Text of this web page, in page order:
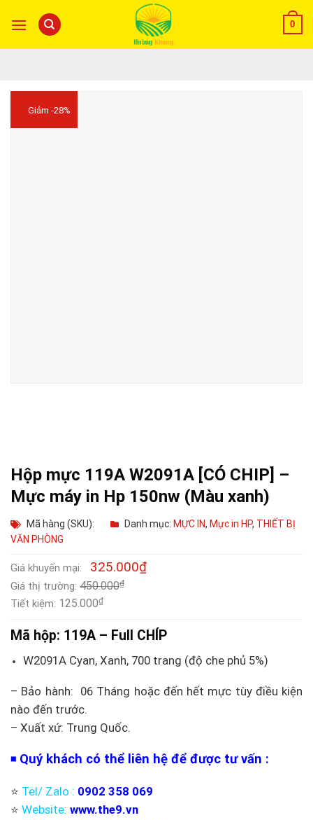
0
Giảm -28%
Hộp mực 119A W2091A [CÓ CHIP] –
Mực máy in Hp 150nw (Màu xanh)
Mã hàng (SKU): Danh mục: MỰC IN, Mực in HP, THIẾT BỊ
VĂN PHÒNG
Giá khuyến mại: 325.000₫
Giá thị trường: 450.000₫
Tiết kiệm: 125.000₫
Mã hộp: 119A – Full CHÍP
W2091A Cyan, Xanh, 700 trang (độ che phủ 5%)
– Bảo hành: 06 Tháng hoặc đến hết mực tùy điều kiện
nào đến trước.
– Xuất xứ: Trung Quốc.
◾️ Quý khách có thể liên hệ để được tư vấn :
⭐️ Tel/ Zalo : 0902 358 069
⭐️ Website: www.the9.vn